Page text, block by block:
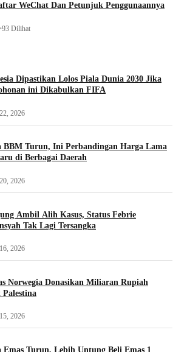
WeChat Dan Petunjuk Penggunaannya
•93 Dilihat
Dipastikan Lolos Piala Dunia 2030 Jika
ini Dikabulkan FIFA
2026
BBM Turun, Ini Perbandingan Harga Lama
di Berbagai Daerah
2026
Ambil Alih Kasus, Status Febrie
Tak Lagi Tersangka
2026
Norwegia Donasikan Miliaran Rupiah
2026
Emas Turun, Lebih Untung Beli Emas 1